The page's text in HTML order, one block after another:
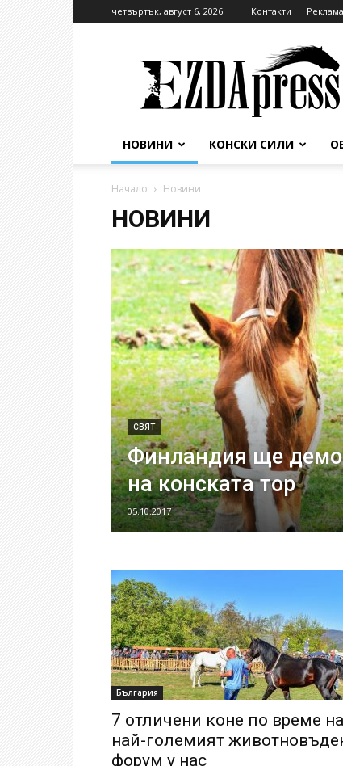
четвъртък, август 6, 2026 Контакти Реклама
НОВИНИ КОНСКИ СИЛИ
Начало Новини
НОВИНИ
СВЯТ
Финландия ще
на конската тор
05.10.2017
България
7 отличени коне по време на
най-големият
форум у нас